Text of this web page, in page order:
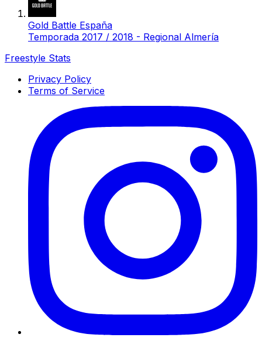
Gold Battle España
Temporada 2017 / 2018 - Regional Almería
Freestyle Stats
Privacy Policy
Terms of Service